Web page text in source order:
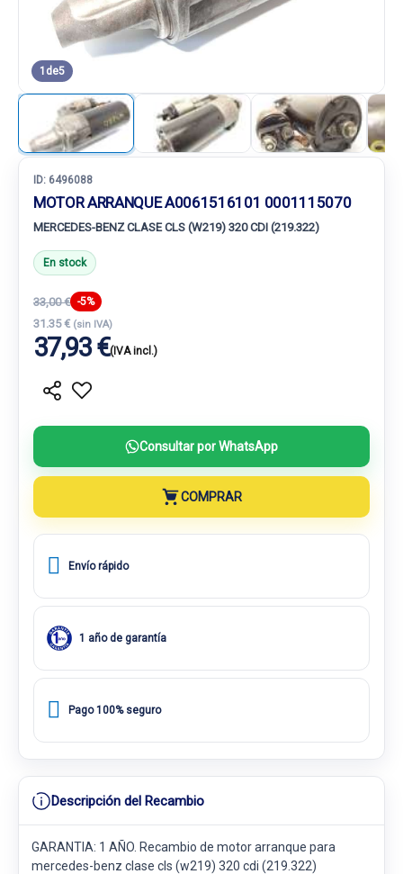
1 de5
ID: 6496088
MOTOR ARRANQUE A0061516101 0001115070
MERCEDES-BENZ CLASE CLS (W219) 320 CDI (219.322)
En stock
33,00 € -5%
31.35 € (sin IVA)
37,93 €(IVA incl.)
Consultar por WhatsApp
COMPRAR
Envío rápido
1 año de garantía
Pago 100% seguro
Descripción del Recambio
GARANTIA: 1 AÑO. Recambio de motor arranque para
mercedes-benz clase cls (w219) 320 cdi (219.322)